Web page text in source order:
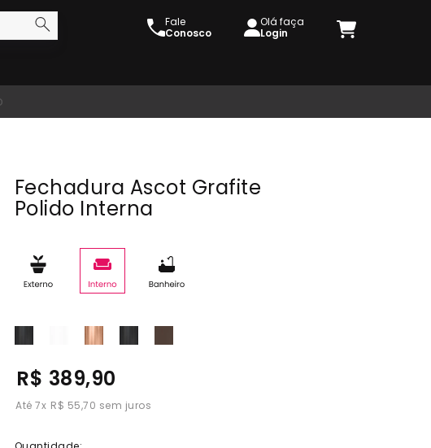
Fale
Conosco
Olá faça
Login
Fechadura Ascot Grafite
Polido Interna
R$ 389,90
7x R$ 55,70